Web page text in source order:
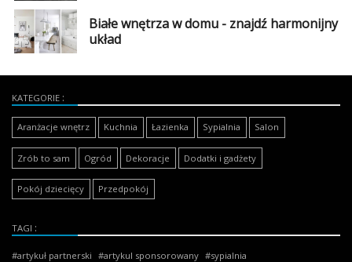
Białe wnętrza w domu - znajdź harmonijny
układ
KATEGORIE
Aranżacje wnętrz Kuchnia Łazienka Sypialnia Salon
Zrób to sam Ogród Dekoracje Dodatki i gadżety
Pokój dziecięcy Przedpokój
TAGI
artykuł partnerski artykul sponsorowany sypialnia